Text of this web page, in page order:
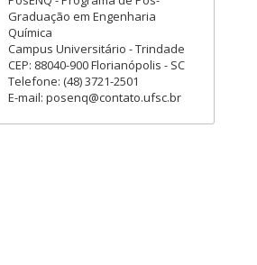
Graduação em Engenharia
Química
Campus Universitário - Trindade
CEP: 88040-900 Florianópolis - SC
Telefone: (48) 3721-2501
E-mail: posenq@contato.ufsc.br